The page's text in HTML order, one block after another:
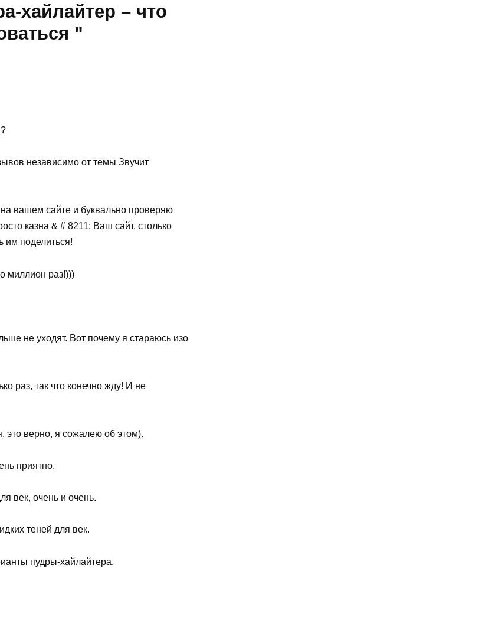
хайлайтер – что
"
независимо от темы Звучит
вашем сайте и буквально проверяю
казна & # 8211; Ваш сайт, столько
им поделиться!
миллион раз!)))
не уходят. Вот почему я стараюсь изо
раз, так что конечно жду! И не
это верно, я сожалею об этом).
приятно.
век, очень и очень.
теней для век.
пудры-хайлайтера.